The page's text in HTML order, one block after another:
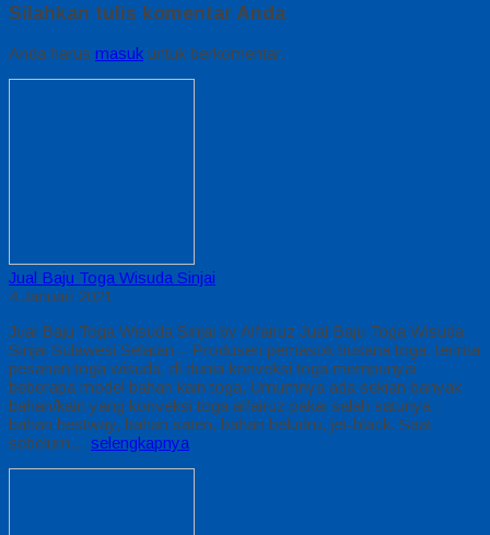
Silahkan tulis komentar Anda
Anda harus masuk untuk berkomentar.
Jual Baju Toga Wisuda Sinjai
4 Januari 2021
Jual Baju Toga Wisuda Sinjai by Alfairuz Jual Baju Toga Wisuda
Sinjai Sulawesi Selatan – Produsen pemasok busana toga. terima
pesanan toga wisuda, di dunia konveksi toga mempunyai
beberapa model bahan kain toga. Umumnya ada sekian banyak
bahan/kain yang konveksi toga alfairuz pakai salah satunya :
bahan bestway, bahan saten, bahan beludru, jet-black. Saat
sebelum… selengkapnya